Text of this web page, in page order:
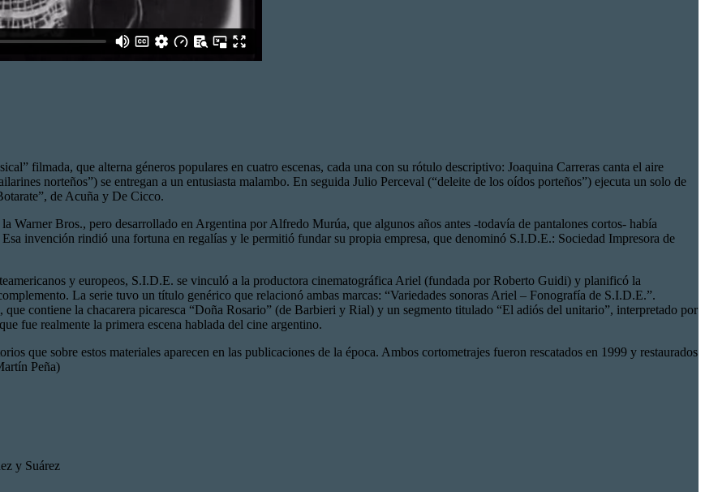
filmada, que alterna géneros populares en cuatro escenas, cada una con su rótulo descriptivo: Joaquina Carreras canta el aire
norteños”) se entregan a un entusiasta malambo. En seguida Julio Perceval (“deleite de los oídos porteños”) ejecuta un solo de
de Acuña y De Cicco.
Warner Bros., pero desarrollado en Argentina por Alfredo Murúa, que algunos años antes -todavía de pantalones cortos- había
invención rindió una fortuna en regalías y le permitió fundar su propia empresa, que denominó S.I.D.E.: Sociedad Impresora de
y europeos, S.I.D.E. se vinculó a la productora cinematográfica Ariel (fundada por Roberto Guidi) y planificó la
La serie tuvo un título genérico que relacionó ambas marcas: “Variedades sonoras Ariel – Fonografía de S.I.D.E.”.
contiene la chacarera picaresca “Doña Rosario” (de Barbieri y Rial) y un segmento titulado “El adiós del unitario”, interpretado por
fue realmente la primera escena hablada del cine argentino.
que sobre estos materiales aparecen en las publicaciones de la época. Ambos cortometrajes fueron rescatados en 1999 y restaurados
Peña)
y Suárez